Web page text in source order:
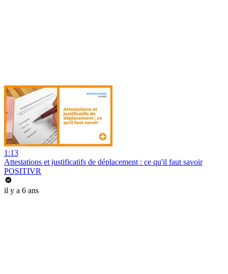
1:13
Attestations et justificatifs de déplacement : ce qu'il faut savoir
POSITIVR
il y a 6 ans